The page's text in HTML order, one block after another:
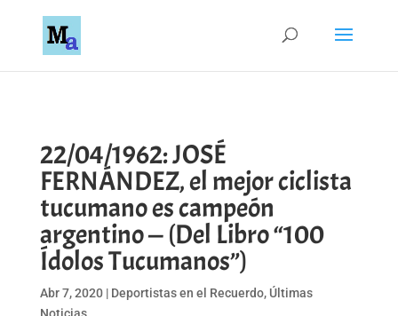
22/04/1962: JOSÉ
FERNÁNDEZ, el mejor ciclista
tucumano es campeón
argentino — (Del Libro “100
Ídolos Tucumanos”)
Abr 7, 2020| Deportistas en el Recuerdo, Últimas